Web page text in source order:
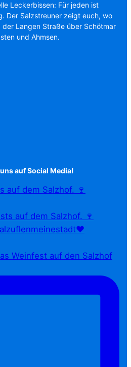
Leckerbissen: Für jeden ist
Der Salzstreuner zeigt euch, wo
der Langen Straße über Schötmar
und Ahmsen.
auf Social Media!
auf dem Salzhof. 🍷
Weinfest auf den Salzhof